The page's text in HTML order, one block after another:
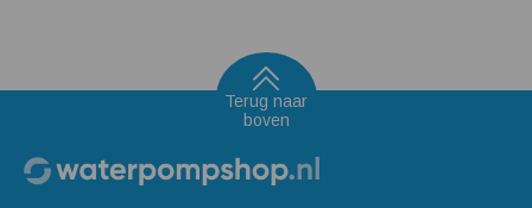
Terug naar
boven